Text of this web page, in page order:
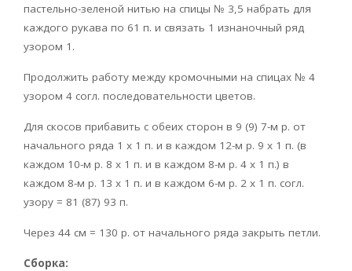
пастельно-зеленой нитью на спицы № 3,5 набрать для
каждого рукава по 61 п. и связать 1 изнаночный ряд
узором 1.
Продолжить работу между кромочными на спицах № 4
узором 4 согл. последовательности цветов.
Для скосов прибавить с обеих сторон в 9 (9) 7-м р. от
начального ряда 1 х 1 п. и в каждом 12-м р. 9 х 1 п. (в
каждом 10-м р. 8 х 1 п. и в каждом 8-м р. 4 х 1 п.) в
каждом 8-м р. 13 х 1 п. и в каждом 6-м р. 2 х 1 п. согл.
узору = 81 (87) 93 п.
Через 44 см = 130 р. от начального ряда закрыть петли.
Сборка: